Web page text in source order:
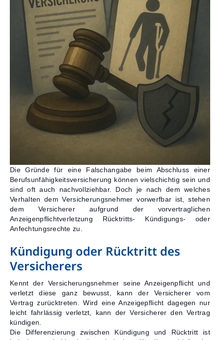
Die Gründe für eine Falschangabe beim Abschluss einer
Berufsunfähigkeitsversicherung können vielschichtig sein und
sind oft auch nachvollziehbar. Doch je nach dem welches
Verhalten dem Versicherungsnehmer vorwerfbar ist, stehen
dem Versicherer aufgrund der vorvertraglichen
Anzeigenpflichtverletzung Rücktritts- Kündigungs- oder
Anfechtungsrechte zu.
Kündigung oder Rücktritt des
Versicherers
Kennt der Versicherungsnehmer seine Anzeigenpflicht und
verletzt diese ganz bewusst, kann der Versicherer vom
Vertrag zurücktreten. Wird eine Anzeigepflicht dagegen nur
leicht fahrlässig verletzt, kann der Versicherer den Vertrag
kündigen.
Die Differenzierung zwischen Kündigung und Rücktritt ist